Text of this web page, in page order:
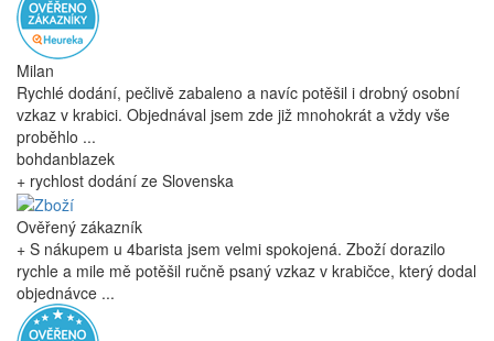
Milan
Rychlé dodání, pečlivě zabaleno a navíc potěšil i drobný osobní
vzkaz v krabici. Objednával jsem zde již mnohokrát a vždy vše
proběhlo ...
bohdanblazek
+ rychlost dodání ze Slovenska
Ověřený zákazník
+ S nákupem u 4barista jsem velmi spokojená. Zboží dorazilo
rychle a mile mě potěšil ručně psaný vzkaz v krabičce, který dodal
objednávce ...